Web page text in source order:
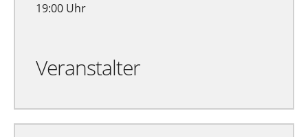
19:00 Uhr
Veranstalter